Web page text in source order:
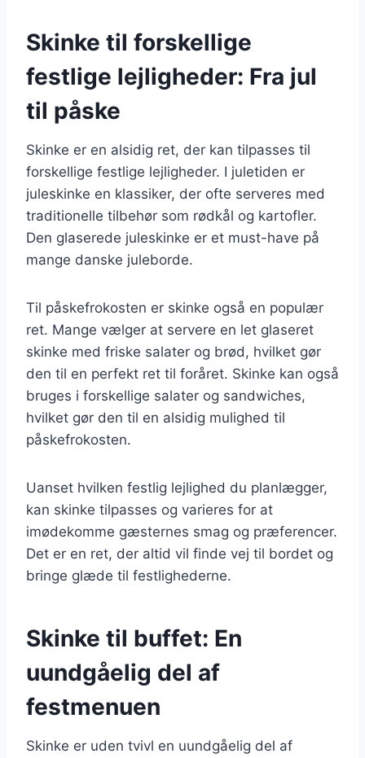
Skinke til forskellige
festlige lejligheder: Fra jul
til påske
Skinke er en alsidig ret, der kan tilpasses til
forskellige festlige lejligheder. I juletiden er
juleskinke en klassiker, der ofte serveres med
traditionelle tilbehør som rødkål og kartofler.
Den glaserede juleskinke er et must-have på
mange danske juleborde.
Til påskefrokosten er skinke også en populær
ret. Mange vælger at servere en let glaseret
skinke med friske salater og brød, hvilket gør
den til en perfekt ret til foråret. Skinke kan også
bruges i forskellige salater og sandwiches,
hvilket gør den til en alsidig mulighed til
påskefrokosten.
Uanset hvilken festlig lejlighed du planlægger,
kan skinke tilpasses og varieres for at
imødekomme gæsternes smag og præferencer.
Det er en ret, der altid vil finde vej til bordet og
bringe glæde til festlighederne.
Skinke til buffet: En
uundgåelig del af
festmenuen
Skinke er uden tvivl en uundgåelig del af